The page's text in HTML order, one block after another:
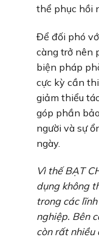
thể phục hồi
Để đối phó
càng trở nên
biện pháp
cực kỳ cần
giảm thiểu
góp phần
người và sự
ngày.
Vì thế BẠT
dụng không
trong các
nghiệp. Bên
còn rất nhiều